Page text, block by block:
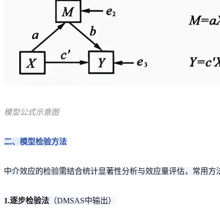
模型公式示意图
二、模型检验方法
中介效应的检验需结合统计显著性分析与效应量评估，常用方
1.逐步检验法 （DMSAS中输出）